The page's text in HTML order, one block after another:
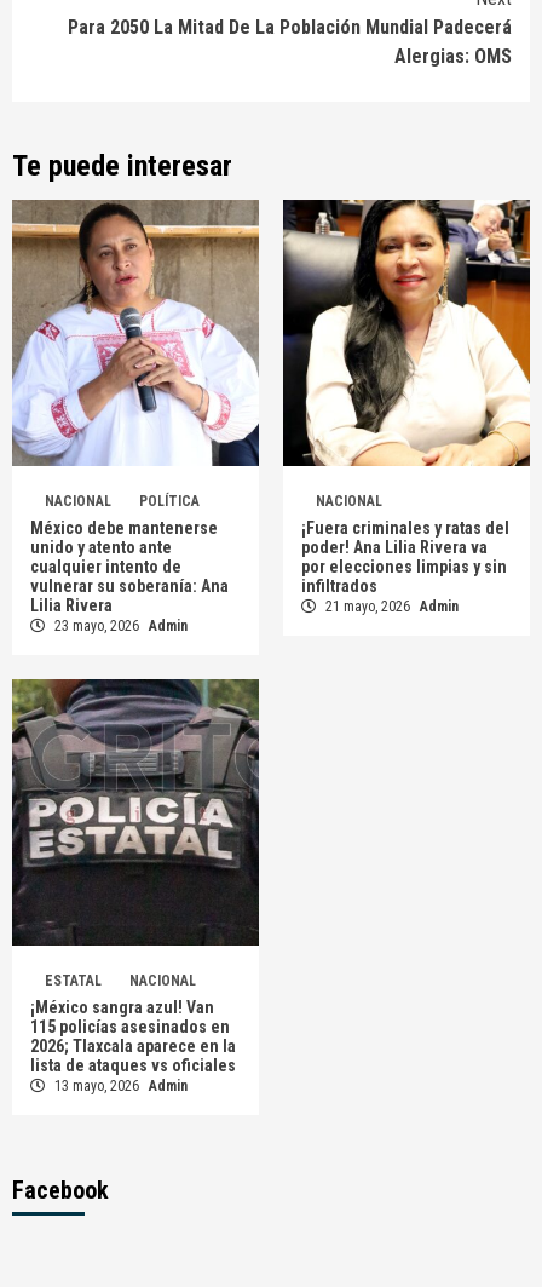
Para 2050 La Mitad De La Población Mundial Padecerá
Alergias: OMS
Te puede interesar
NACIONAL POLÍTICA
México debe mantenerse
unido y atento ante
cualquier intento de
vulnerar su soberanía: Ana
Lilia Rivera
23 mayo, 2026 Admin
NACIONAL
¡Fuera criminales y ratas del
poder! Ana Lilia Rivera va
por elecciones limpias y sin
infiltrados
21 mayo, 2026 Admin
ESTATAL NACIONAL
¡México sangra azul! Van
115 policías asesinados en
2026; Tlaxcala aparece en la
lista de ataques vs oficiales
13 mayo, 2026 Admin
Facebook